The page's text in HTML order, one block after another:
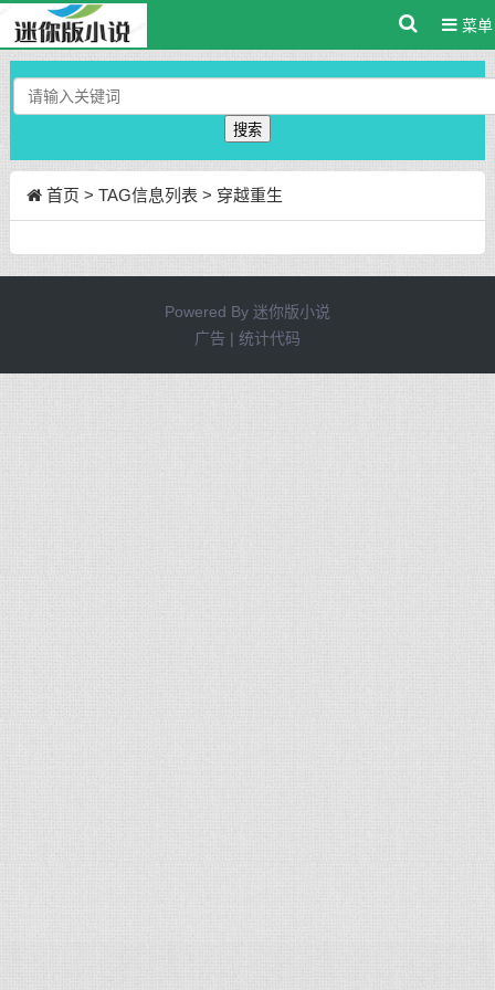
菜单
搜索
首页 > TAG信息列表 > 穿越重生
Powered By 迷你版小说
广告 | 统计代码